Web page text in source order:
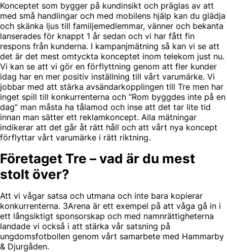
Konceptet som bygger på kundinsikt och präglas av att
med små handlingar och med mobilens hjälp kan du glädja
och skänka ljus till familjemedlemmar, vänner och bekanta
lanserades för knappt 1 år sedan och vi har fått fin
respons från kunderna. I kampanjmätning så kan vi se att
det är det mest omtyckta konceptet inom telekom just nu.
Vi kan se att vi gör en förflyttning genom att fler kunder
idag har en mer positiv inställning till vårt varumärke. Vi
jobbar med att stärka avsändarkopplingen till Tre men har
inget spill till konkurrenterna och “Rom byggdes inte på en
dag” man måsta ha tålamod och inse att det tar lite tid
innan man sätter ett reklamkoncept. Alla mätningar
indikerar att det går åt rätt håll och att vårt nya koncept
förflyttar vårt varumärke i rätt riktning.
Företaget Tre – vad är du mest
stolt över?
Att vi vågar satsa och utmana och inte bara kopierar
konkurrenterna. 3Arena är ett exempel på att våga gå in i
ett långsiktigt sponsorskap och med namnrättigheterna
landade vi också i att stärka vår satsning på
ungdomsfotbollen genom vårt samarbete med Hammarby
& Djurgåden.